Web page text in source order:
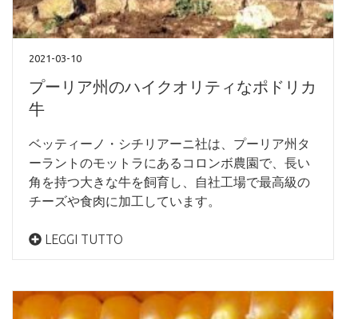
2021-03-10
プーリア州のハイクオリティなポドリカ
牛
ベッティーノ・シチリアーニ社は、プーリア州タ
ーラントのモットラにあるコロンボ農園で、長い
角を持つ大きな牛を飼育し、自社工場で最高級の
チーズや食肉に加工しています。
LEGGI TUTTO